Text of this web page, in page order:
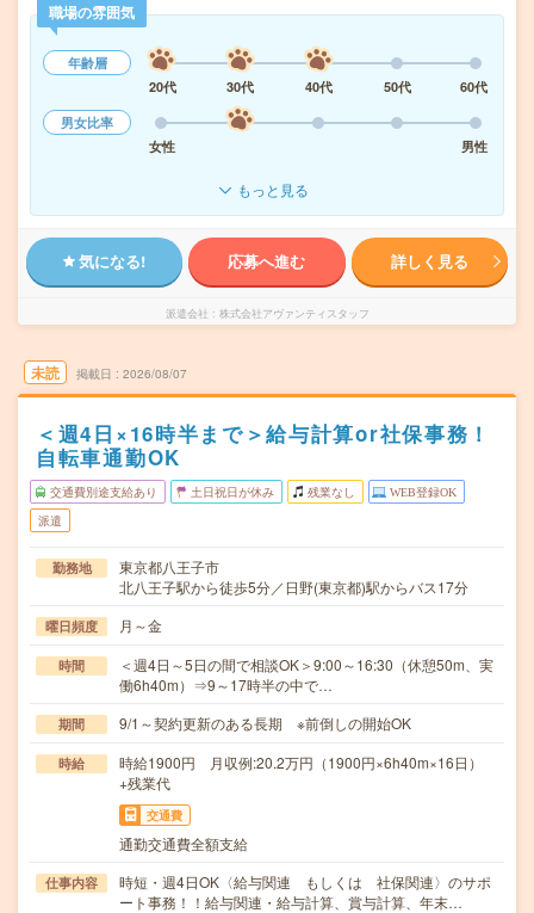
職場の雰囲気
年齢層
20代
30代 40代 50代
60代
男女比率
女性
男性
もっと見る
気になる! 応募へ進む 詳しく見る
派遣会社 株式会社アヴァンティスタッフ
未読 掲載日 2026/08/07
＜週4日×16時半まで＞給与計算or社保事務！
自転車通勤OK
交通費別途支給あり 土日祝日が休み 残業なし WEB登録OK
派遣
勤務地
東京都八王子市
北八王子駅から徒歩5分／日野(東京都)駅からバス17分
曜日頻度 月～金
時間
＜週4日～5日の間で相談OK＞9:00～16:30（休憩50m、実
働6h40m）⇒9～17時半の中で…
期間 9/1～契約更新のある長期 ※前倒しの開始OK
時給
時給1900円 月収例:20.2万円（1900円×6h40m×16日）
+残業代
交通費
通勤交通費全額支給
仕事内容
時短・週4日OK〈給与関連 もしくは 社保関連〉のサポ
ート事務！！給与関連・給与計算、賞与計算、年末…